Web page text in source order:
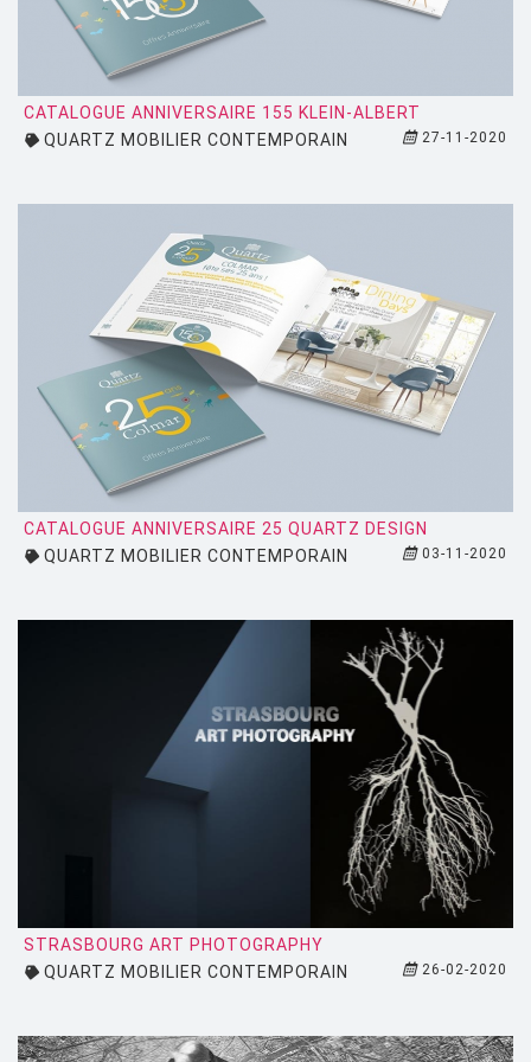
ZEUS
CATALOGUE ANNIVERSAIRE 155 KLEIN-ALBERT
QUARTZ MOBILIER CONTEMPORAIN
27-11-2020
CATALOGUE ANNIVERSAIRE 25 QUARTZ DESIGN
QUARTZ MOBILIER CONTEMPORAIN
03-11-2020
STRASBOURG ART PHOTOGRAPHY
QUARTZ MOBILIER CONTEMPORAIN
26-02-2020